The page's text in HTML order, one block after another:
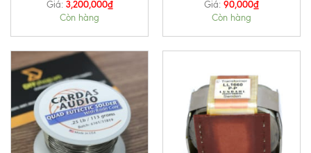
Giá: 3,200,000₫
Còn hàng
Giá: 90,000₫
Còn hàng